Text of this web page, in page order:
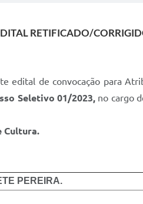
RETIFICADO/
edital de convocação para
Seletivo 01/2023, no cargo
Cultura.
PEREIRA.